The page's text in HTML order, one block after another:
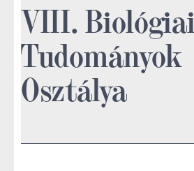
VIII. Biológiai
Tudományok
Osztálya